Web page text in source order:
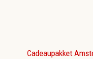
Cadeaupakket